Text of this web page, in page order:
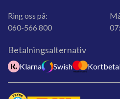
Ring oss på:
060-566 800
Betalningsalternativ
Klarna Swish